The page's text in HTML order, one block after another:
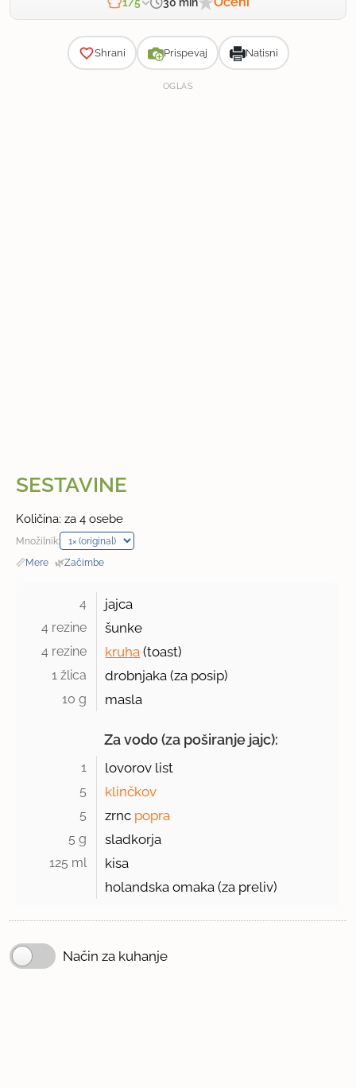
Shrani Prispevaj Natisni
OGLAS
SESTAVINE
Količina: za 4 osebe
Množilnik:
📏Mere · 🌿Začimbe
4 jajca
4 rezine šunke
4 rezine kruha (toast)
1 žlica drobnjaka (za posip)
10 g masla
Za vodo (za poširanje jajc):
1 lovorov list
5 klinčkov
5 zrnc popra
5 g sladkorja
125 ml
kisa
holandska omaka (za preliv)
Način za kuhanje